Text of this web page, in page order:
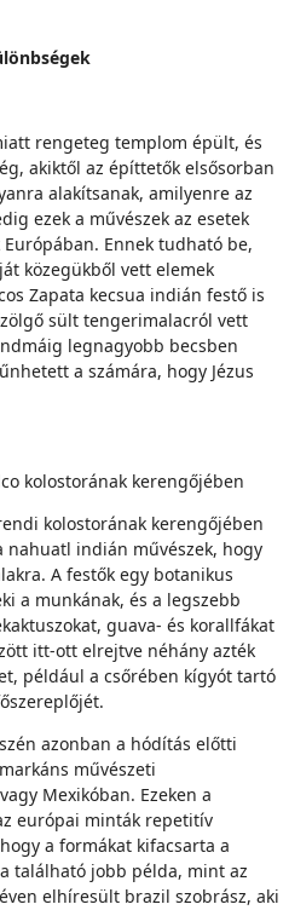
rengeteg templom épült, és
akiktől az építtetők elsősorban
alakítsanak, amilyenre az
ezek a művészek az esetek
Ennek tudható be,
közegükből vett elemek
Zapata kecsua indián festő is
sült tengerimalacról vett
legnagyobb becsben
a számára, hogy Jézus
kolostorának kerengőjében
kolostorának kerengőjében
nahuatl indián művészek, hogy
A festők egy botanikus
a munkának, és a legszebb
guava- és korallfákat
itt-ott elrejtve néhány azték
például a csőrében kígyót tartó
azonban a hódítás előtti
művészeti
Mexikóban. Ezeken a
európai minták repetitív
a formákat kifacsarta a
található jobb példa, mint az
elhíresült brazil szobrász, aki